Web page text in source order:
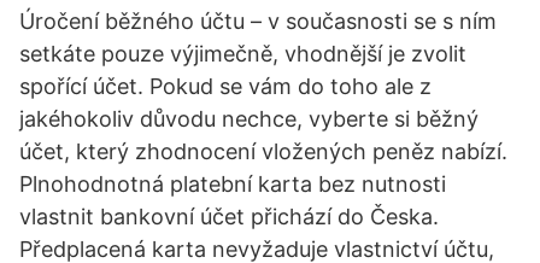
Úročení běžného účtu – v současnosti se s ním
setkáte pouze výjimečně, vhodnější je zvolit
spořící účet. Pokud se vám do toho ale z
jakéhokoliv důvodu nechce, vyberte si běžný
účet, který zhodnocení vložených peněz nabízí.
Plnohodnotná platební karta bez nutnosti
vlastnit bankovní účet přichází do Česka.
Předplacená karta nevyžaduje vlastnictví účtu,